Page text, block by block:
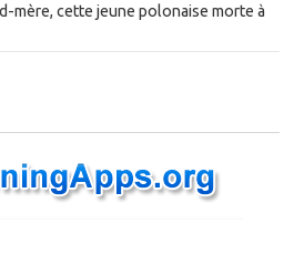
mère, cette jeune polonaise morte à